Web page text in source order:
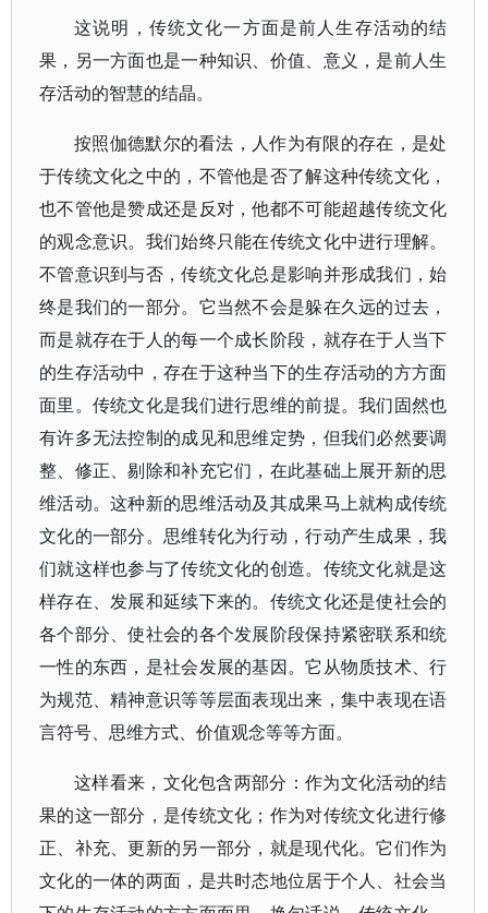
这说明，传统文化一方面是前人生存活动的结
果，另一方面也是一种知识、价值、意义，是前人生
存活动的智慧的结晶。
按照伽德默尔的看法，人作为有限的存在，是处
于传统文化之中的，不管他是否了解这种传统文化，
也不管他是赞成还是反对，他都不可能超越传统文化
的观念意识。我们始终只能在传统文化中进行理解。
不管意识到与否，传统文化总是影响并形成我们，始
终是我们的一部分。它当然不会是躲在久远的过去，
而是就存在于人的每一个成长阶段，就存在于人当下
的生存活动中，存在于这种当下的生存活动的方方面
面里。传统文化是我们进行思维的前提。我们固然也
有许多无法控制的成见和思维定势，但我们必然要调
整、修正、剔除和补充它们，在此基础上展开新的思
维活动。这种新的思维活动及其成果马上就构成传统
文化的一部分。思维转化为行动，行动产生成果，我
们就这样也参与了传统文化的创造。传统文化就是这
样存在、发展和延续下来的。传统文化还是使社会的
各个部分、使社会的各个发展阶段保持紧密联系和统
一性的东西，是社会发展的基因。它从物质技术、行
为规范、精神意识等等层面表现出来，集中表现在语
言符号、思维方式、价值观念等等方面。
这样看来，文化包含两部分：作为文化活动的结
果的这一部分，是传统文化；作为对传统文化进行修
正、补充、更新的另一部分，就是现代化。它们作为
文化的一体的两面，是共时态地位居于个人、社会当